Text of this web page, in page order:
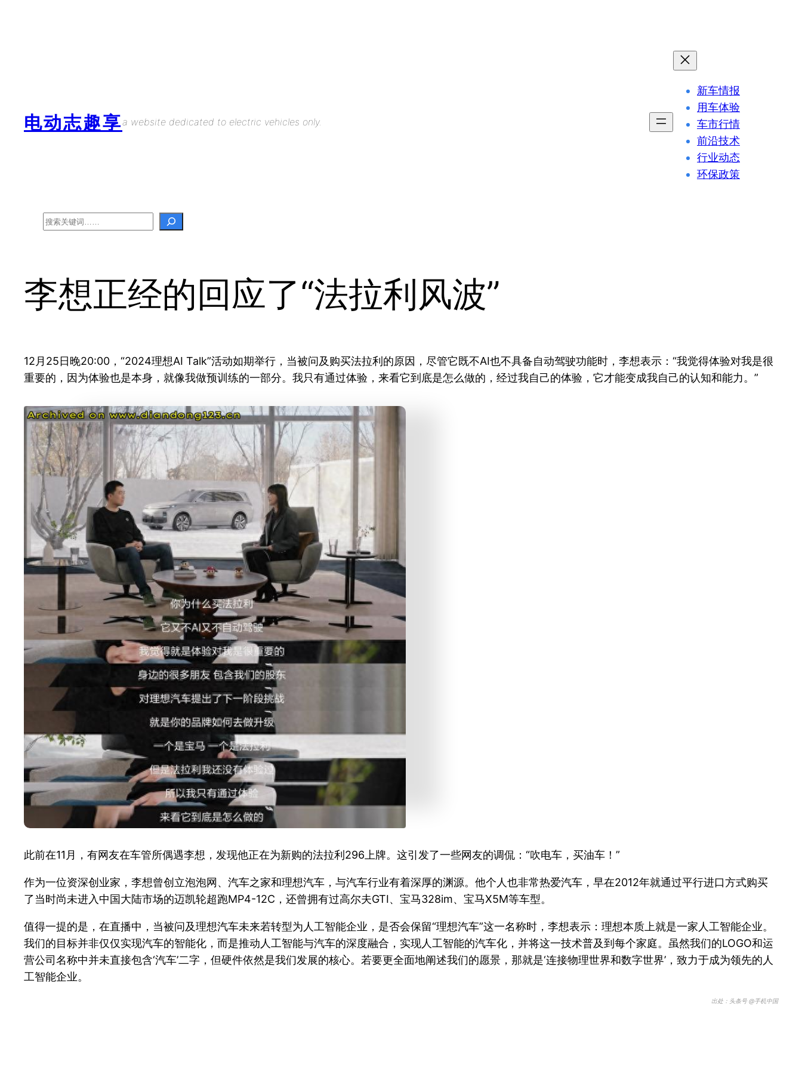
电动志趣享a website dedicated to electric vehicles only.
新车情报
用车体验
车市行情
前沿技术
行业动态
环保政策
Search
李想正经的回应了“法拉利风波”
12月25日晚20:00，“2024理想AI Talk”活动如期举行，当被问及购买法拉利的原因，尽管它既不AI也不具备自动驾驶功能时，李想表示：“我觉得体验对我是很
重要的，因为体验也是本身，就像我做预训练的一部分。我只有通过体验，来看它到底是怎么做的，经过我自己的体验，它才能变成我自己的认知和能力。”
此前在11月，有网友在车管所偶遇李想，发现他正在为新购的法拉利296上牌。这引发了一些网友的调侃：“吹电车，买油车！”
作为一位资深创业家，李想曾创立泡泡网、汽车之家和理想汽车，与汽车行业有着深厚的渊源。他个人也非常热爱汽车，早在2012年就通过平行进口方式购买
了当时尚未进入中国大陆市场的迈凯轮超跑MP4-12C，还曾拥有过高尔夫GTI、宝马328im、宝马X5M等车型。
值得一提的是，在直播中，当被问及理想汽车未来若转型为人工智能企业，是否会保留“理想汽车”这一名称时，李想表示：理想本质上就是一家人工智能企业。
我们的目标并非仅仅实现汽车的智能化，而是推动人工智能与汽车的深度融合，实现人工智能的汽车化，并将这一技术普及到每个家庭。虽然我们的LOGO和运
营公司名称中并未直接包含‘汽车’二字，但硬件依然是我们发展的核心。若要更全面地阐述我们的愿景，那就是‘连接物理世界和数字世界’，致力于成为领先的人
工智能企业。
出处：头条号 @手机中国